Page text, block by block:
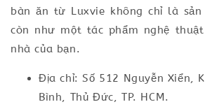
bàn ăn từ Luxvie không chỉ là
còn như một tác phẩm nghệ
nhà của bạn.
Địa chỉ: Số 512 Nguyễn Xiển,
Bình, Thủ Đức, TP. HCM.